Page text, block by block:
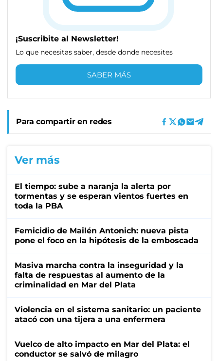
¡Suscribite al Newsletter!
Lo que necesitas saber, desde donde necesites
SABER MÁS
Para compartir en redes
Ver más
El tiempo: sube a naranja la alerta por
tormentas y se esperan vientos fuertes en
toda la PBA
Femicidio de Mailén Antonich: nueva pista
pone el foco en la hipótesis de la emboscada
Masiva marcha contra la inseguridad y la
falta de respuestas al aumento de la
criminalidad en Mar del Plata
Violencia en el sistema sanitario: un paciente
atacó con una tijera a una enfermera
Vuelco de alto impacto en Mar del Plata: el
conductor se salvó de milagro